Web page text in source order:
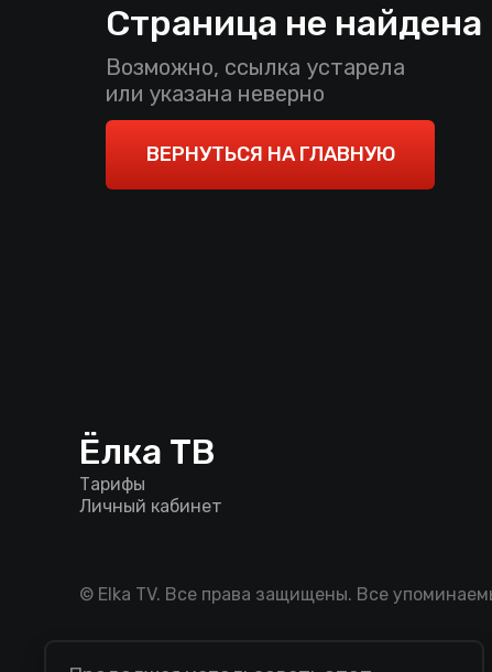
Страница не найдена
Возможно, ссылка устарела
или указана неверно
ВЕРНУТЬСЯ НА ГЛАВНУЮ
Ёлка ТВ
Тарифы
Личный кабинет
© Elka TV. Все права защищены. Все